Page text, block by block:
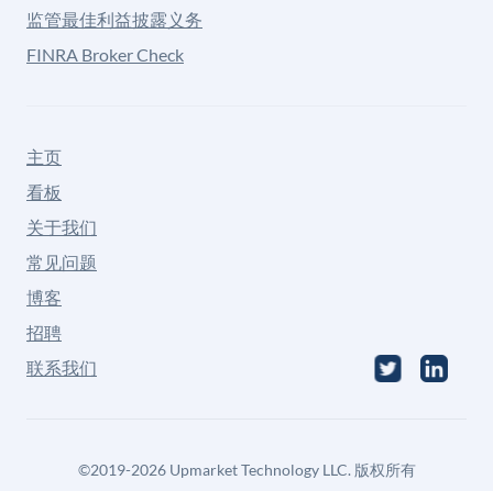
监管最佳利益披露义务
FINRA Broker Check
主页
看板
关于我们
常见问题
博客
招聘
联系我们
©2019-2026Upmarket Technology LLC. 版权所有